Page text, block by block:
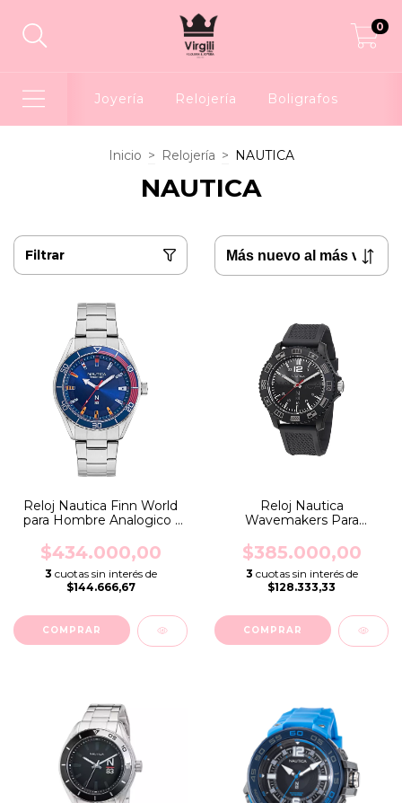
0
Joyería Relojería Boligrafos
Inicio > Relojería > NAUTICA
NAUTICA
Filtrar
Reloj Nautica Finn World
para Hombre Analogico l
$434.000,00
3 cuotas sin interés de
$144.666,67
Reloj Nautica
Wavemakers Para
Modelo NAPWVF303
$385.000,00
3 cuotas sin interés de
$128.333,33